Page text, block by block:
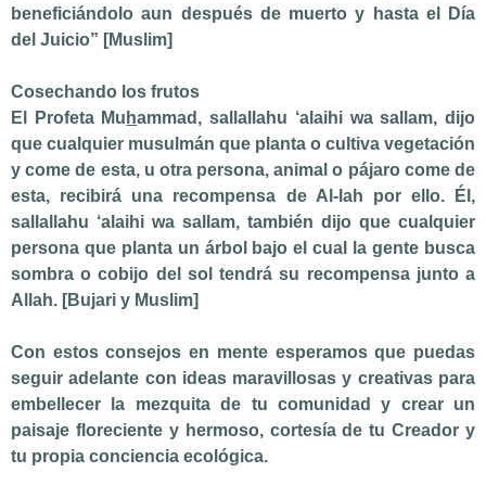
beneficiándolo aun después de muerto y hasta el Día
del Juicio” [Muslim]
Cosechando los frutos
El Profeta Mu hammad, sallallahu ‘alaihi wa sallam, dijo
que cualquier musulmán que planta o cultiva vegetación
y come de esta, u otra persona, animal o pájaro come de
esta, recibirá una recompensa de Al-lah por ello. Él,
sallallahu ‘alaihi wa sallam, también dijo que cualquier
persona que planta un árbol bajo el cual la gente busca
sombra o cobijo del sol tendrá su recompensa junto a
Allah. [Bujari y Muslim]
Con estos consejos en mente esperamos que puedas
seguir adelante con ideas maravillosas y creativas para
embellecer la mezquita de tu comunidad y crear un
paisaje floreciente y hermoso, cortesía de tu Creador y
tu propia conciencia ecológica.